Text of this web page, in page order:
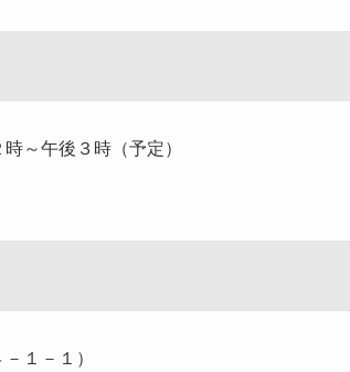
～午後３時（予定）
１－１）